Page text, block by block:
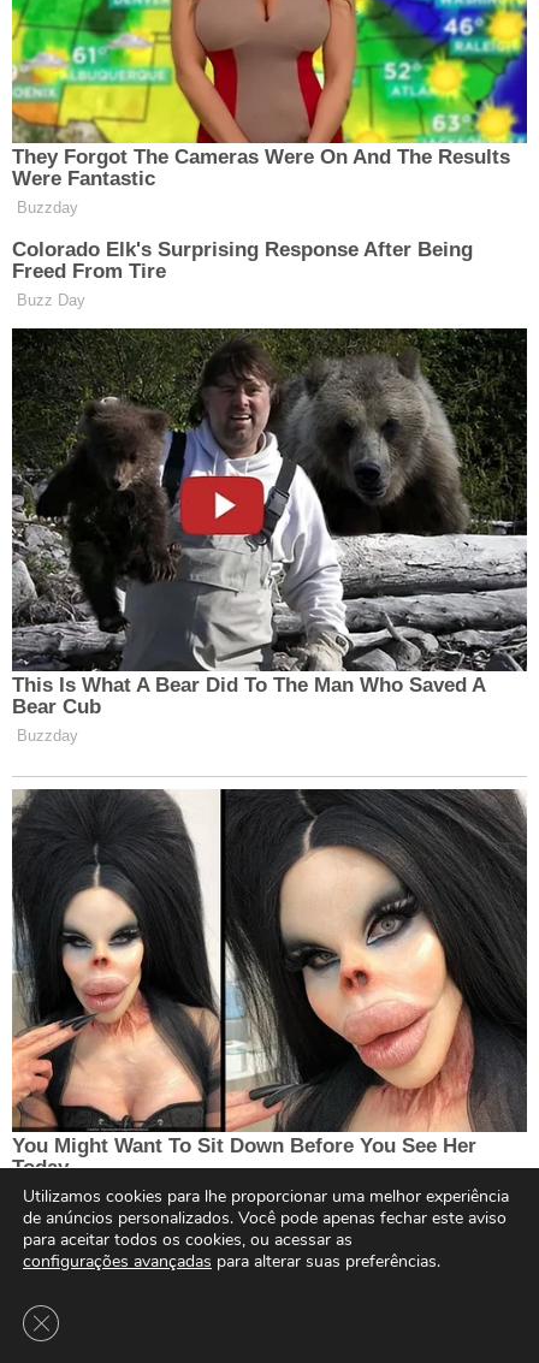
Utilizamos cookies para lhe proporcionar uma melhor experiência
de anúncios personalizados. Você pode apenas fechar este aviso
para aceitar todos os cookies, ou acessar as
configurações avançadas para alterar suas preferências.
Close GDPR Cookie Banner